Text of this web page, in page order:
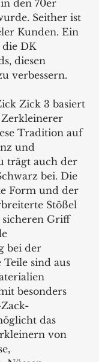
den 70er
Seither ist
Kunden. Ein
DK
diesen
verbessern.
Zick 3 basiert
Tradition auf
und
trägt auch der
bei. Die
Form und der
Stößel
Griff
bei der
sind aus
besonders
das
von